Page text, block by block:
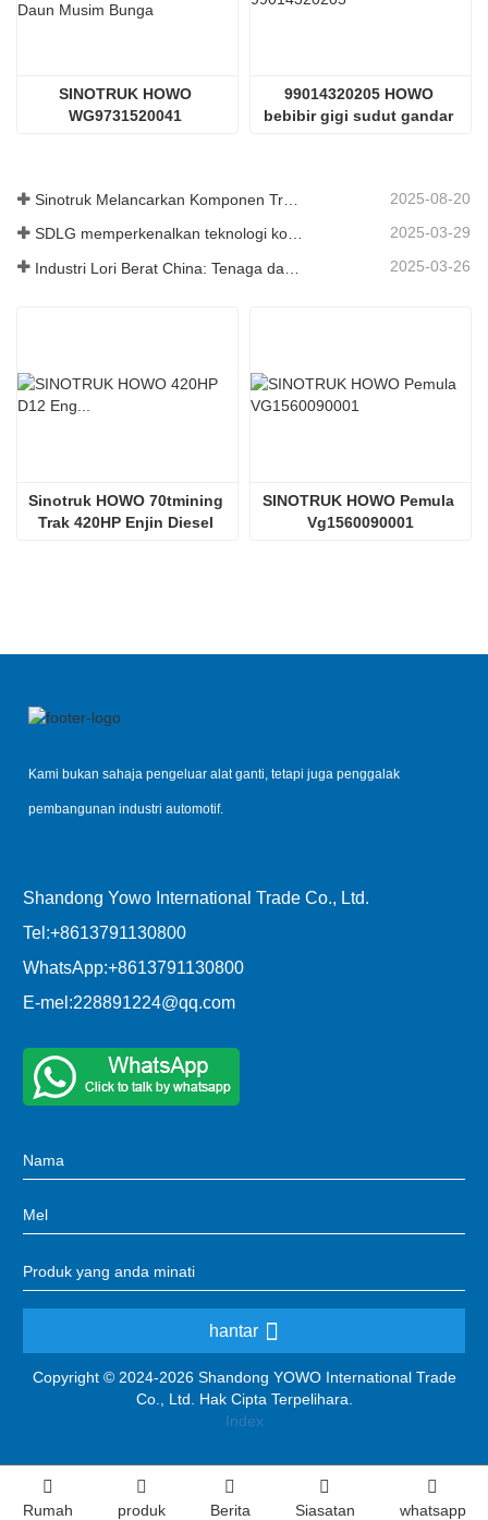
SINOTRUK HOWO
WG9731520041
99014320205 HOWO
bebibir gigi sudut gandar
2025-08-20
SDLG memperkenalkan teknologi komponen trak generasi akan datang untuk meningkatkan kecekapan logistik global 2025-03-29
2025-03-26
Sinotruk HOWO 70tmining
Trak 420HP Enjin Diesel
SINOTRUK HOWO Pemula
Vg1560090001
Kami bukan sahaja pengeluar alat ganti, tetapi juga penggalak
pembangunan industri automotif.
Shandong Yowo International Trade Co., Ltd.
Tel:+8613791130800
WhatsApp:+8613791130800
E-mel:228891224@qq.com
hantar
Copyright © 2024-2026 Shandong YOWO International Trade
Co., Ltd. Hak Cipta Terpelihara.
Index
Rumah produk Berita Siasatan whatsapp